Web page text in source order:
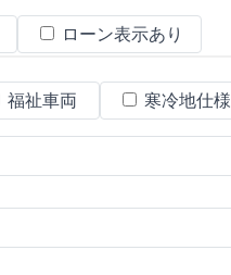
ローン表示あり
福祉車両
寒冷地仕様